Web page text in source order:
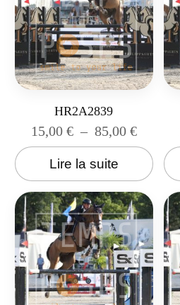
HR2A2839
15,00 € – 85,00 €
Lire la suite